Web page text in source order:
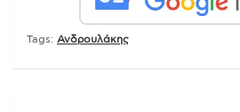
Tags: Ανδρουλάκης